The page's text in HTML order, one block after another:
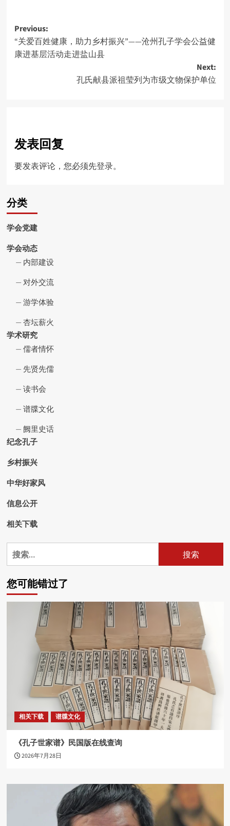
Post
navigation
Previous:
“关爱百姓健康，助力乡村振兴”——沧州孔子学会公益健
康进基层活动走进盐山县
Next:
孔氏献县派祖莹列为市级文物保护单位
发表回复
要发表评论，您必须先登录。
分类
学会党建
学会动态
内部建设
对外交流
游学体验
杏坛薪火
学术研究
儒者情怀
先贤先儒
读书会
谱牒文化
阙里史话
纪念孔子
乡村振兴
中华好家风
信息公开
相关下载
搜
索：
您可能错过了
相关下载 谱牒文化
《孔子世家谱》民国版在线查询
2026年7月28日